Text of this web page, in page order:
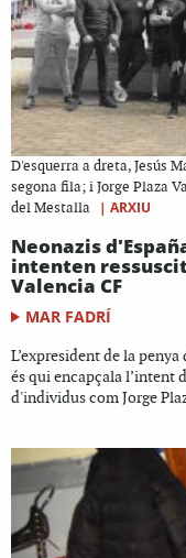
D'esquerra a dreta, Jesús
segona fila; i Jorge Plaza
del Mestalla
| ARXIU
Neonazis
intenten
Valencia CF
MAR FADRÍ
L’expresident de la
és qui encapçala l’intent
d'individus com Jorge